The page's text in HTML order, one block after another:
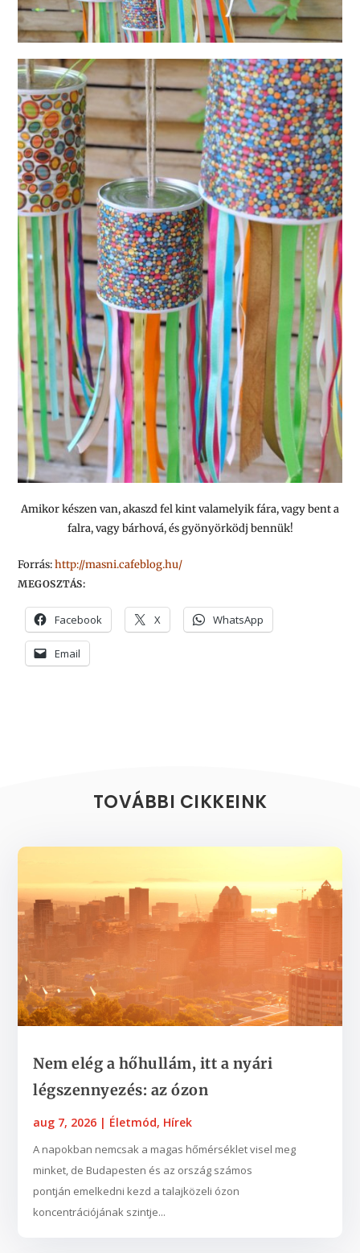
Amikor készen van, akaszd fel kint valamelyik fára, vagy bent a
falra, vagy bárhová, és gyönyörködj bennük!
Forrás:http://masni.cafeblog.hu/
MEGOSZTÁS:
Facebook X WhatsApp
Email
TOVÁBBI CIKKEINK
Nem elég a hőhullám, itt a nyári
légszennyezés: az ózon
aug 7, 2026 | Életmód, Hírek
A napokban nemcsak a magas hőmérséklet visel meg
minket, de Budapesten és az ország számos
pontján emelkedni kezd a talajközeli ózon
koncentrációjának szintje...